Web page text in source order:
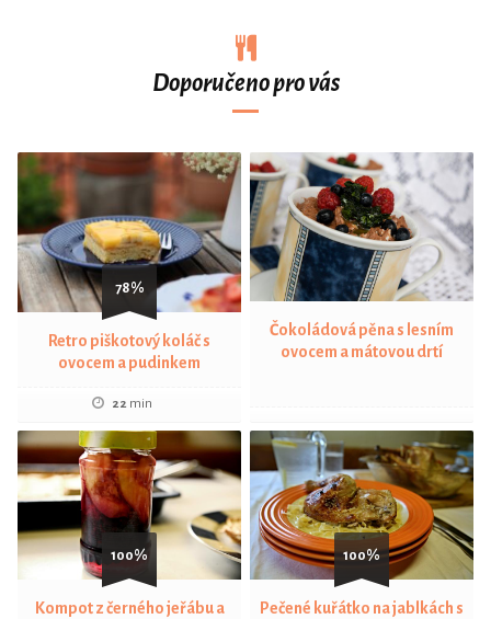
Doporučeno pro vás
78%
Retro piškotový koláč s
ovocem a pudinkem
22 min
Čokoládová pěna s lesním
ovocem a mátovou drtí
100%
Kompot z černého jeřábu a
100%
Pečené kuřátko na jablkách s